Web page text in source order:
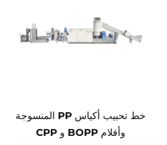
خط تحبيب أكياس PP المنسوجة
وأفلام BOPP و CPP